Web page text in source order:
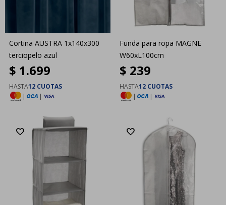
Cortina AUSTRA 1x140x300
terciopelo azul
$ 1.699
HASTA12 CUOTAS
|
|
Funda para ropa MAGNE
W60xL100cm
$ 239
HASTA12 CUOTAS
|
|